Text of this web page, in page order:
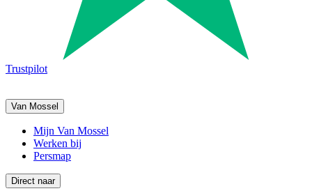
Trustpilot
Van Mossel
Mijn Van Mossel
Werken bij
Persmap
Direct naar